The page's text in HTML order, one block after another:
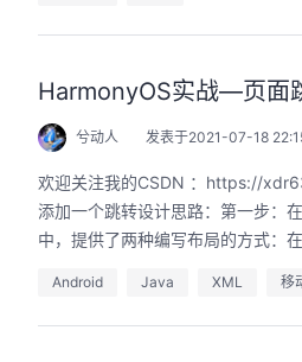
HarmonyOS实战—页面
兮动人 发表于2021-07-18
欢迎关注我的CSDN ：https://
添加一个跳转设计思路：第一步：
中，提供了两种编写布局的方式：
Android Java XML 移